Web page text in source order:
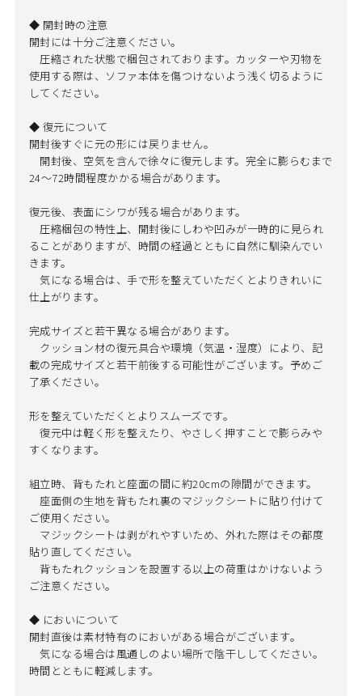
◆ 開封時の注意
開封には十分ご注意ください。
圧縮された状態で梱包されております。カッターや刃物を
使用する際は、ソファ本体を傷つけないよう浅く切るように
してください。
◆ 復元について
開封後すぐに元の形には戻りません。
開封後、空気を含んで徐々に復元します。完全に膨らむまで
24～72時間程度かかる場合があります。
復元後、表面にシワが残る場合があります。
圧縮梱包の特性上、開封後にしわや凹みが一時的に見られ
ることがありますが、時間の経過とともに自然に馴染んでい
きます。
気になる場合は、手で形を整えていただくとよりきれいに
仕上がります。
完成サイズと若干異なる場合があります。
クッション材の復元具合や環境（気温・湿度）により、記
載の完成サイズと若干前後する可能性がございます。予めご
了承ください。
形を整えていただくとよりスムーズです。
復元中は軽く形を整えたり、やさしく押すことで膨らみや
すくなります。
組立時、背もたれと座面の間に約20cmの隙間ができます。
座面側の生地を背もたれ裏のマジックシートに貼り付けて
ご使用ください。
マジックシートは剥がれやすいため、外れた際はその都度
貼り直してください。
背もたれクッションを設置する以上の荷重はかけないよう
ご注意ください。
◆ においについて
開封直後は素材特有のにおいがある場合がございます。
気になる場合は風通しのよい場所で陰干ししてください。
時間とともに軽減します。